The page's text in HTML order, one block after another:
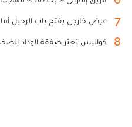
7 عرض خارجي يفتح باب الرحيل
8 كواليس تعثر صفقة الوداد